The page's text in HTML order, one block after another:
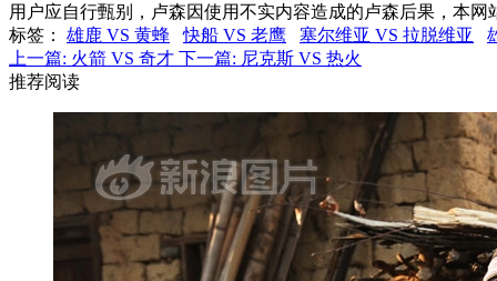
用户应自行甄别，卢森因使用不实内容造成的卢森后果，本网
标签 ： 雄鹿 VS 黄蜂 快船 VS 老鹰 塞尔维亚 VS 拉脱维亚
上一篇: 火箭 VS 奇才 下一篇: 尼克斯 VS 热火
推荐阅读